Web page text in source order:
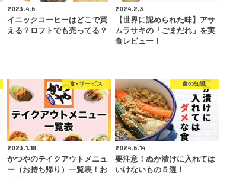
2023.4.6
イニックコーヒーはどこで買
える？ロフトでも売ってる？
2024.2.3
【世界に認められた味】アサ
ムラサキの「ごまだれ」を実
食レビュー！
食×サービス
2023.1.18
かつやのテイクアウトメニュ
ー（お持ち帰り）一覧表！お
食の知識
2024.6.14
要注意！ぬか漬けに入れては
いけないもの５選！